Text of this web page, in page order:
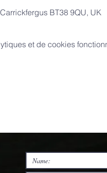
BT38 9QU, UK
et de cookies